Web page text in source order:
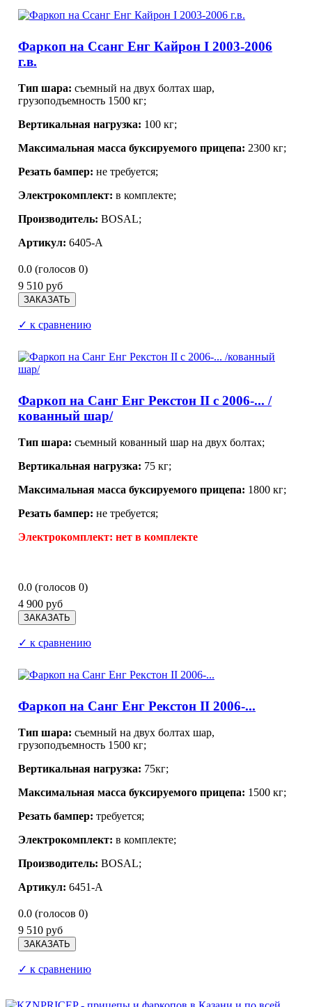
Фаркоп на Ссанг Енг Кайрон I 2003-2006
г.в.
Тип шара: съемный на двух болтах шар,
грузоподъемность 1500 кг;
Вертикальная нагрузка: 100 кг;
Максимальная масса буксируемого прицепа: 2300 кг;
Резать бампер: не требуется;
Электрокомплект: в комплекте;
Производитель: BOSAL;
Артикул: 6405-A
0.0 (голосов 0)
9 510 руб
✓ к сравнению
Фаркоп на Санг Енг Рекстон II с 2006-... /
кованный шар/
Тип шара: съемный кованный шар на двух болтах;
Вертикальная нагрузка: 75 кг;
Максимальная масса буксируемого прицепа: 1800 кг;
Резать бампер: не требуется;
Электрокомплект: нет в комплекте
0.0 (голосов 0)
4 900 руб
✓ к сравнению
Фаркоп на Санг Енг Рекстон II 2006-...
Тип шара: съемный на двух болтах шар,
грузоподъемность 1500 кг;
Вертикальная нагрузка: 75кг;
Максимальная масса буксируемого прицепа: 1500 кг;
Резать бампер: требуется;
Электрокомплект: в комплекте;
Производитель: BOSAL;
Артикул: 6451-A
0.0 (голосов 0)
9 510 руб
✓ к сравнению